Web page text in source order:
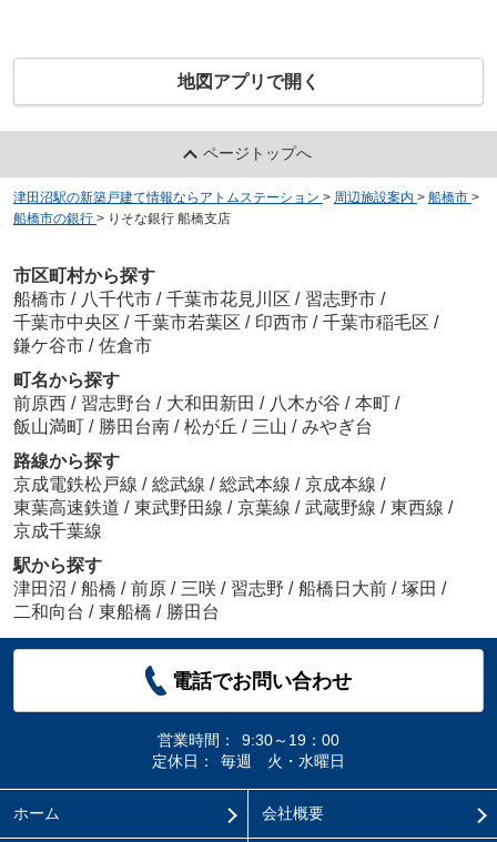
地図アプリで開く
ページトップへ
津田沼駅の新築戸建て情報ならアトムステーション > 周辺施設案内 > 船橋市 >
船橋市の銀行 > りそな銀行 船橋支店
市区町村から探す
船橋市 / 八千代市 / 千葉市花見川区 / 習志野市 /
千葉市中央区 / 千葉市若葉区 / 印西市 / 千葉市稲毛区 /
鎌ケ谷市 / 佐倉市
町名から探す
前原西 / 習志野台 / 大和田新田 / 八木が谷 / 本町 /
飯山満町 / 勝田台南 / 松が丘 / 三山 / みやぎ台
路線から探す
京成電鉄松戸線 / 総武線 / 総武本線 / 京成本線 /
東葉高速鉄道 / 東武野田線 / 京葉線 / 武蔵野線 / 東西線 /
京成千葉線
駅から探す
津田沼 / 船橋 / 前原 / 三咲 / 習志野 / 船橋日大前 / 塚田 /
二和向台 / 東船橋 / 勝田台
電話でお問い合わせ
営業時間：
9:30～19：00
定休日：
毎週 火・水曜日
ホーム 会社概要